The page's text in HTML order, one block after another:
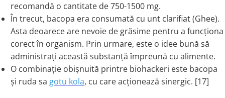
recomandă o cantitate de 750-1500 mg.
În trecut, bacopa era consumată cu unt clarifiat (Ghee).
Asta deoarece are nevoie de grăsime pentru a funcționa
corect în organism. Prin urmare, este o idee bună să
administrați această substanță împreună cu alimente.
O combinație obișnuită printre biohackeri este bacopa
și ruda sa gotu kola, cu care acționează sinergic. [17]